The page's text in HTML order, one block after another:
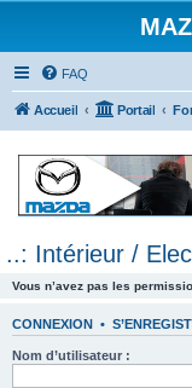
FAQ
Accueil Portail
..: Intérieur /
Vous n’avez pas les
CONNEXION •
Nom d’utilisateur :